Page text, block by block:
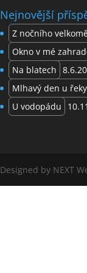
Nejnovější
Z nočního
Okno v mé
Na blatech
Mlhavý den u řeky
U vodopádu
Designed by NEXT